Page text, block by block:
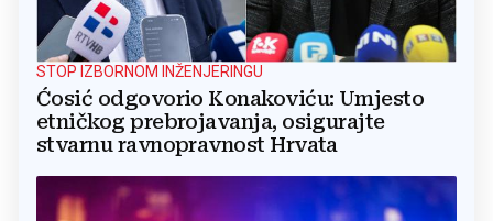
STOP IZBORNOM INŽENJERINGU
Ćosić odgovorio Konakoviću: Umjesto
etničkog prebrojavanja, osigurajte
stvarnu ravnopravnost Hrvata